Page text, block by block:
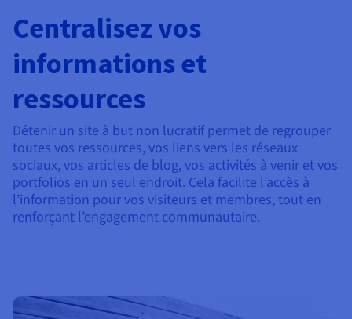
Centralisez vos
informations et
ressources
Détenir un site à but non lucratif permet de regrouper
toutes vos ressources, vos liens vers les réseaux
sociaux, vos articles de blog, vos activités à venir et vos
portfolios en un seul endroit. Cela facilite l’accès à
l’information pour vos visiteurs et membres, tout en
renforçant l’engagement communautaire.